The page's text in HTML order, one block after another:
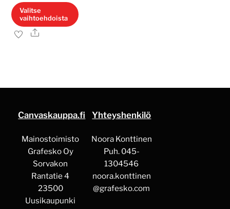
-
94,00 €
Valitse
vaihtoehdoista
Tällä
muunnelma.
tehdä
tuotteen
sivulla.
Ale
Canvaskauppa.fi
Mainostoimisto
Grafesko Oy
Sorvakon
Rantatie 4
23500
Uusikaupunki
Yhteyshenkilö
Noora Konttinen
Puh. 045-
1304546
noora.konttinen
@grafesko.com